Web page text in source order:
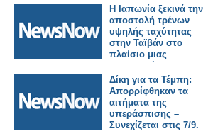
Η Ιαπωνία ξεκινά την
αποστολή τρένων
υψηλής ταχύτητας
στην Ταϊβάν στο
πλαίσιο μιας
σημαντικής
σιδηροδρομικής
παραγγελίας.
Δίκη για τα Τέμπη:
Απορρίφθηκαν τα
αιτήματα της
υπεράσπισης –
Συνεχίζεται στις 7/9.